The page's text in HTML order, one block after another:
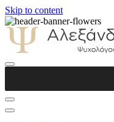
Skip to content
Παιδοψυχολόγος